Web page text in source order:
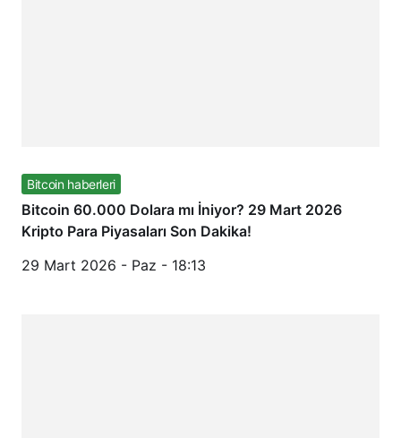
Bitcoin haberleri
Bitcoin 60.000 Dolara mı İniyor? 29 Mart 2026
Kripto Para Piyasaları Son Dakika!
29 Mart 2026 - Paz - 18:13